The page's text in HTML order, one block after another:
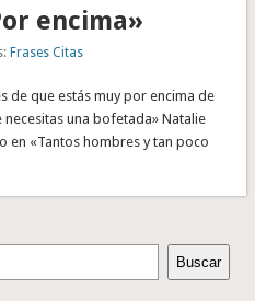
encima»
Frases Citas
de que estás muy por encima de
una bofetada» Natalie
en «Tantos hombres y tan poco
Buscar